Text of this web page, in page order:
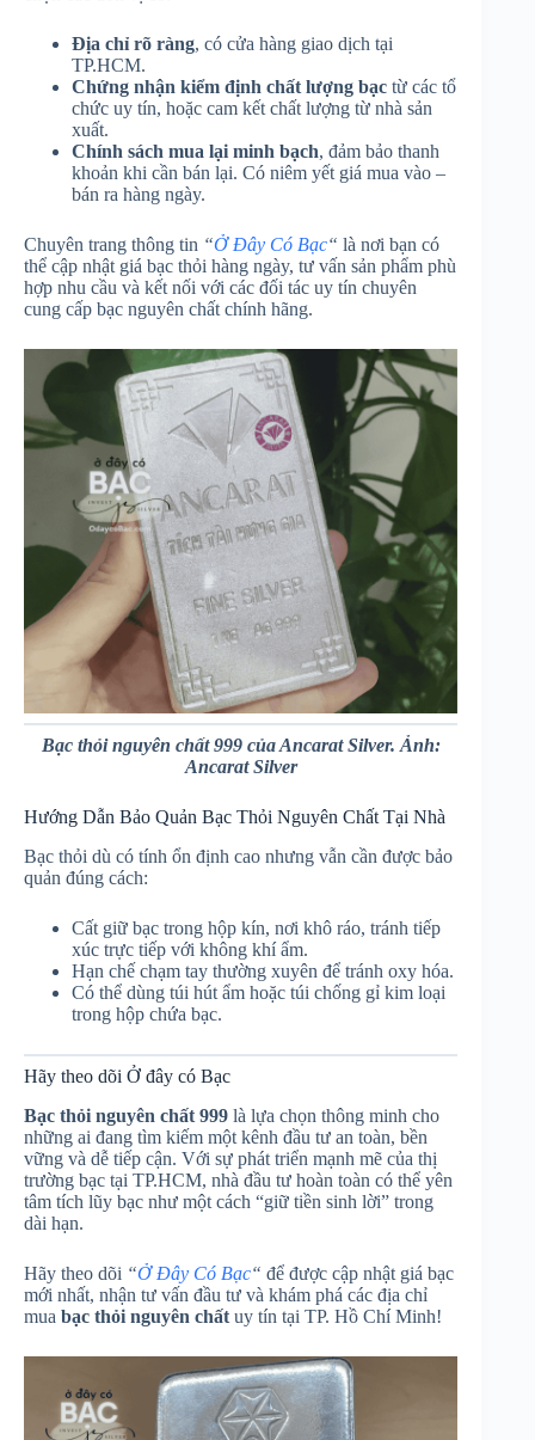
Địa chỉ rõ ràng, có cửa hàng giao dịch tại
TP.HCM.
Chứng nhận kiểm định chất lượng bạc từ các tổ
chức uy tín, hoặc cam kết chất lượng từ nhà sản
xuất.
Chính sách mua lại minh bạch, đảm bảo thanh
khoản khi cần bán lại. Có niêm yết giá mua vào –
bán ra hàng ngày.
Chuyên trang thông tin “Ở Đây Có Bạc“ là nơi bạn có
thể cập nhật giá bạc thỏi hàng ngày, tư vấn sản phẩm phù
hợp nhu cầu và kết nối với các đối tác uy tín chuyên
cung cấp bạc nguyên chất chính hãng.
Bạc thỏi nguyên chất 999 của Ancarat Silver. Ảnh:
Ancarat Silver
Hướng Dẫn Bảo Quản Bạc Thỏi Nguyên Chất Tại Nhà
Bạc thỏi dù có tính ổn định cao nhưng vẫn cần được bảo
quản đúng cách:
Cất giữ bạc trong hộp kín, nơi khô ráo, tránh tiếp
xúc trực tiếp với không khí ẩm.
Hạn chế chạm tay thường xuyên để tránh oxy hóa.
Có thể dùng túi hút ẩm hoặc túi chống gỉ kim loại
trong hộp chứa bạc.
Hãy theo dõi Ở đây có Bạc
Bạc thỏi nguyên chất 999 là lựa chọn thông minh cho
những ai đang tìm kiếm một kênh đầu tư an toàn, bền
vững và dễ tiếp cận. Với sự phát triển mạnh mẽ của thị
trường bạc tại TP.HCM, nhà đầu tư hoàn toàn có thể yên
tâm tích lũy bạc như một cách “giữ tiền sinh lời” trong
dài hạn.
Hãy theo dõi “Ở Đây Có Bạc“ để được cập nhật giá bạc
mới nhất, nhận tư vấn đầu tư và khám phá các địa chỉ
mua bạc thỏi nguyên chất uy tín tại TP. Hồ Chí Minh!